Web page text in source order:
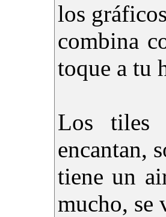
los
combina
toque a tu
Los tiles
encantan,
tiene un
mucho, se